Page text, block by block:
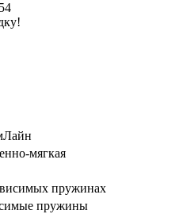
мягкая
пружинах
пружины